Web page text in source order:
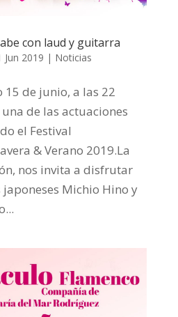
con laud y guitarra
Jun 2019 | Noticias
de junio, a las 22
de las actuaciones
el Festival
& Verano 2019.La
nos invita a disfrutar
Michio Hino y